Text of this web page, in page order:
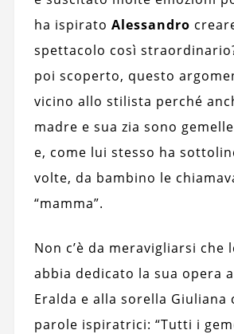
ha ispirato Alessandro
spettacolo così
poi scoperto, questo
vicino allo stilista perché
madre e sua zia sono
e, come lui stesso ha
volte, da bambino le
“mamma”.
Non c’è da meravigliarsi che
abbia dedicato la sua opera
Eralda e alla sorella Giuliana
parole ispiratrici: “Tutti i